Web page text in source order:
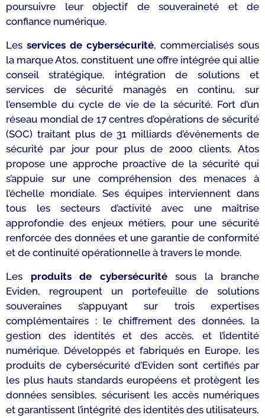
poursuivre leur objectif de souveraineté et de
confiance numérique.
Les services de cybersécurité, commercialisés sous
la marque Atos, constituent une offre intégrée qui allie
conseil stratégique, intégration de solutions et
services de sécurité managés en continu, sur
l’ensemble du cycle de vie de la sécurité. Fort d’un
réseau mondial de 17 centres d’opérations de sécurité
(SOC) traitant plus de 31 milliards d’événements de
sécurité par jour pour plus de 2000 clients, Atos
propose une approche proactive de la sécurité qui
s’appuie sur une compréhension des menaces à
l’échelle mondiale. Ses équipes interviennent dans
tous les secteurs d’activité avec une maîtrise
approfondie des enjeux métiers, pour une sécurité
renforcée des données et une garantie de conformité
et de continuité opérationnelle à travers le monde.
Les produits de cybersécuritésous la branche
Eviden, regroupent un portefeuille de solutions
souveraines s’appuyant sur trois expertises
complémentaires : le chiffrement des données, la
gestion des identités et des accès, et l’identité
numérique. Développés et fabriqués en Europe, les
produits de cybersécurité d’Eviden sont certifiés par
les plus hauts standards européens et protègent les
données sensibles, sécurisent les accès numériques
et garantissent l’intégrité des identités des utilisateurs,